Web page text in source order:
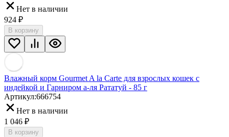
Нет в наличии
924 ₽
В корзину
Влажный корм Gourmet A la Carte для взрослых кошек с
индейкой и Гарниром а-ля Рататуй - 85 г
Артикул:666754
Нет в наличии
1 046 ₽
В корзину